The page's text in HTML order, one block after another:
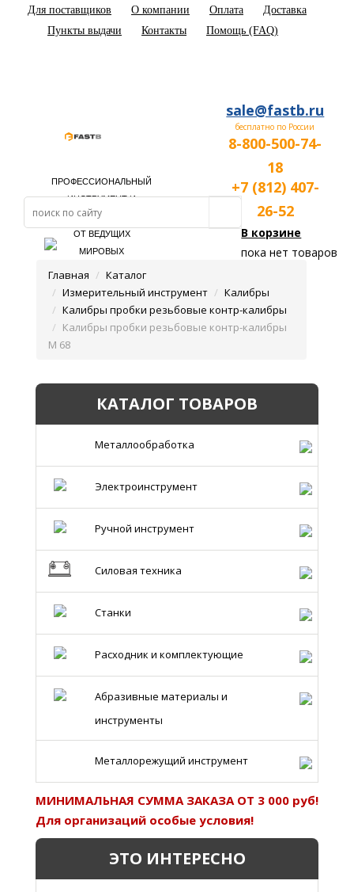
Для поставщиков О компании Оплата
Доставка
Пункты выдачи
Контакты Помощь (FAQ)
ПРОФЕССИОНАЛЬНЫЙ
ИНСТРУМЕНТ И
ОБОРУДОВАНИЕ
ОТ ВЕДУЩИХ
МИРОВЫХ
sale@fastb.ru
бесплатно по России
8-800-500-74-
18
+7 (812) 407-
26-52
В корзине
пока нет товаров
Главная
Каталог
Измерительный инструмент
Калибры
Калибры пробки резьбовые контр-калибры
Калибры пробки резьбовые контр-калибры
М 68
КАТАЛОГ ТОВАРОВ
Металлообработка
Электроинструмент
Ручной инструмент
Силовая техника
Станки
Расходник и комплектующие
Абразивные материалы и
инструменты
Металлорежущий инструмент
МИНИМАЛЬНАЯ СУММА ЗАКАЗА ОТ 3 000 руб!
Для организаций особые условия!
ЭТО ИНТЕРЕСНО